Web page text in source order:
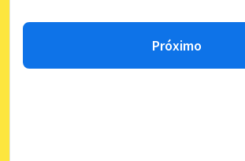
Próximo